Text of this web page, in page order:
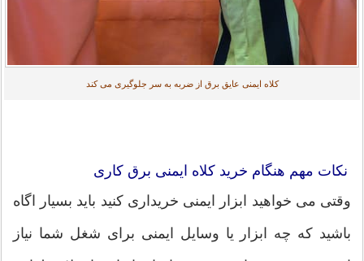
کلاه ایمنی عایق برق از ضربه به سر جلوگیری می کند
نکات مهم هنگام خرید کلاه ایمنی برق کاری
وقتی می خواهید ابزار ایمنی خریداری کنید باید بسیار اگاه
باشید که چه ابزار یا وسایل ایمنی برای شغل شما نیاز